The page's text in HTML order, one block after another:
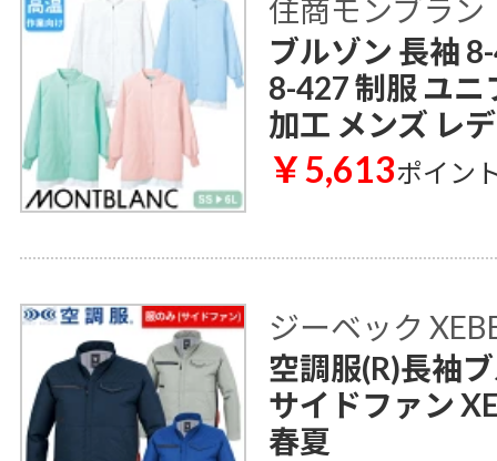
住商モンブラン
ブルゾン 長袖
8-427 制服 ユ
加工 メンズ レ
￥5,613ポイン
ジーベック
空調服(R)長袖
サイドファン
春夏